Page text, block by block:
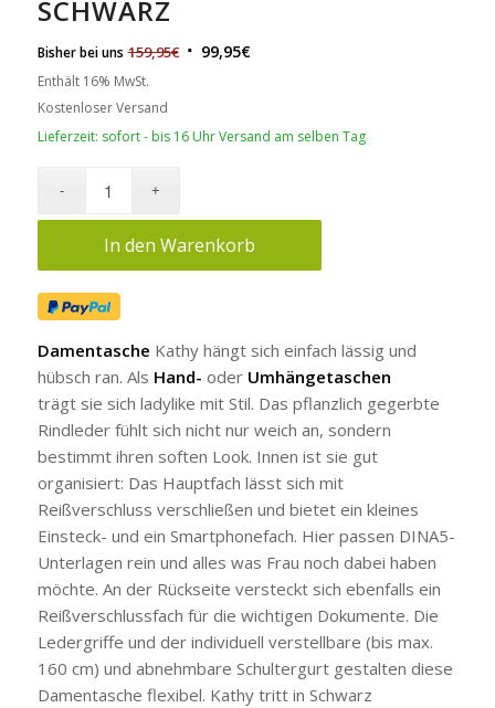
SCHWARZ
Bisher bei uns 159,95€ 99,95€
Enthält 16% MwSt.
Kostenloser Versand
Lieferzeit: sofort - bis 16 Uhr Versand am selben Tag
In den Warenkorb
Damentasche Kathy hängt sich einfach lässig und
hübsch ran. Als Hand- oder Umhängetaschen
trägt sie sich ladylike mit Stil. Das pflanzlich gegerbte
Rindleder fühlt sich nicht nur weich an, sondern
bestimmt ihren soften Look. Innen ist sie gut
organisiert: Das Hauptfach lässt sich mit
Reißverschluss verschließen und bietet ein kleines
Einsteck- und ein Smartphonefach. Hier passen DINA5-
Unterlagen rein und alles was Frau noch dabei haben
möchte. An der Rückseite versteckt sich ebenfalls ein
Reißverschlussfach für die wichtigen Dokumente. Die
Ledergriffe und der individuell verstellbare (bis max.
160 cm) und abnehmbare Schultergurt gestalten diese
Damentasche flexibel. Kathy tritt in Schwarz